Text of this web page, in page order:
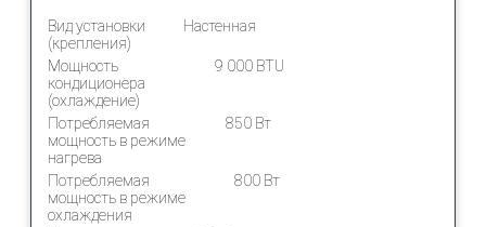
Вид установки
(крепления)
Настенная
Мощность
кондиционера
(охлаждение)
9 000 BTU
Потребляемая
мощность в режиме
нагрева
850 Вт
Потребляемая
мощность в режиме
охлаждения
800 Вт